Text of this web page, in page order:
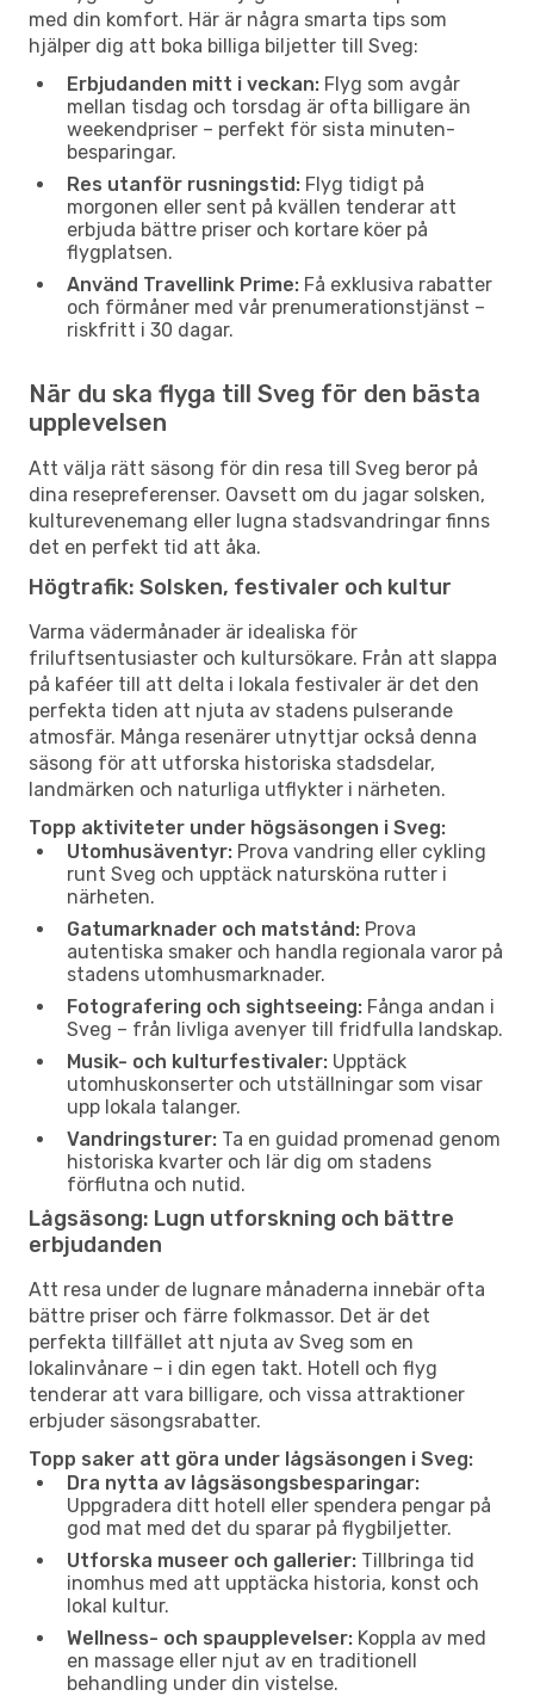
med din komfort. Här är några smarta tips som
hjälper dig att boka billiga biljetter till Sveg:
Erbjudanden mitt i veckan: Flyg som avgår
mellan tisdag och torsdag är ofta billigare än
weekendpriser – perfekt för sista minuten-
besparingar.
Res utanför rusningstid: Flyg tidigt på
morgonen eller sent på kvällen tenderar att
erbjuda bättre priser och kortare köer på
flygplatsen.
Använd Travellink Prime: Få exklusiva rabatter
och förmåner med vår prenumerationstjänst –
riskfritt i 30 dagar.
När du ska flyga till Sveg för den bästa
upplevelsen
Att välja rätt säsong för din resa till Sveg beror på
dina resepreferenser. Oavsett om du jagar solsken,
kulturevenemang eller lugna stadsvandringar finns
det en perfekt tid att åka.
Högtrafik: Solsken, festivaler och kultur
Varma vädermånader är idealiska för
friluftsentusiaster och kultursökare. Från att slappa
på kaféer till att delta i lokala festivaler är det den
perfekta tiden att njuta av stadens pulserande
atmosfär. Många resenärer utnyttjar också denna
säsong för att utforska historiska stadsdelar,
landmärken och naturliga utflykter i närheten.
Topp aktiviteter under högsäsongen i Sveg:
Utomhusäventyr: Prova vandring eller cykling
runt Sveg och upptäck natursköna rutter i
närheten.
Gatumarknader och matstånd: Prova
autentiska smaker och handla regionala varor på
stadens utomhusmarknader.
Fotografering och sightseeing: Fånga andan i
Sveg – från livliga avenyer till fridfulla landskap.
Musik- och kulturfestivaler: Upptäck
utomhuskonserter och utställningar som visar
upp lokala talanger.
Vandringsturer: Ta en guidad promenad genom
historiska kvarter och lär dig om stadens
förflutna och nutid.
Lågsäsong: Lugn utforskning och bättre
erbjudanden
Att resa under de lugnare månaderna innebär ofta
bättre priser och färre folkmassor. Det är det
perfekta tillfället att njuta av Sveg som en
lokalinvånare – i din egen takt. Hotell och flyg
tenderar att vara billigare, och vissa attraktioner
erbjuder säsongsrabatter.
Topp saker att göra under lågsäsongen i Sveg:
Dra nytta av lågsäsongsbesparingar:
Uppgradera ditt hotell eller spendera pengar på
god mat med det du sparar på flygbiljetter.
Utforska museer och gallerier: Tillbringa tid
inomhus med att upptäcka historia, konst och
lokal kultur.
Wellness- och spaupplevelser: Koppla av med
en massage eller njut av en traditionell
behandling under din vistelse.